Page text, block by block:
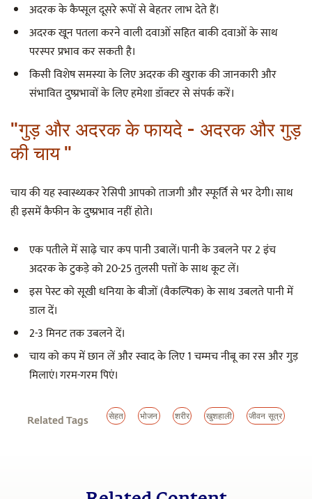
अदरक के कैप्सूल दूसरे रूपों से बेहतर लाभ देते हैं।
अदरक खून पतला करने वाली दवाओं सहित बाकी दवाओं के साथ
परस्पर प्रभाव कर सकती है।
किसी विशेष समस्या के लिए अदरक की खुराक की जानकारी और
संभावित दुष्प्रभावों के लिए हमेशा डॉक्टर से संपर्क करें।
"गुड़ और अदरक के फायदे - अदरक और गुड़
की चाय "
चाय की यह स्वास्थ्यकर रेसिपी आपको ताजगी और स्फूर्ति से भर देगी। साथ
ही इसमें कैफीन के दुष्प्रभाव नहीं होते।
एक पतीले में साढ़े चार कप पानी उबालें। पानी के उबलने पर 2 इंच
अदरक के टुकड़े को 20-25 तुलसी पत्तों के साथ कूट लें।
इस पेस्ट को सूखी धनिया के बीजों (वैकल्पिक) के साथ उबलते पानी में
डाल दें।
2-3 मिनट तक उबलने दें।
चाय को कप में छान लें और स्वाद के लिए 1 चम्मच नीबू का रस और गुड़
मिलाएं। गरम-गरम पिएं।
Related Tags सेहत भोजन शरीर खुशहाली जीवन सूत्र